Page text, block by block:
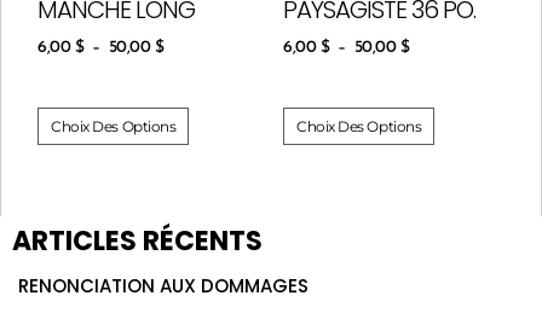
MANCHE LONG
6,00 $ – 50,00 $
Choix Des Options
PAYSAGISTE 36 PO.
6,00 $ – 50,00 $
Choix Des Options
ARTICLES RÉCENTS
RENONCIATION AUX DOMMAGES